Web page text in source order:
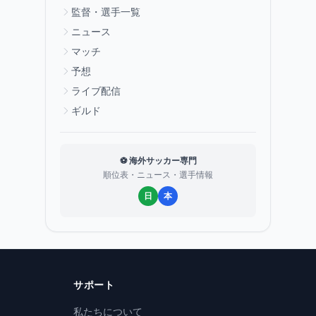
監督・選手一覧
ニュース
マッチ
予想
ライブ配信
ギルド
⚽ 海外サッカー専門
順位表・ニュース・選手情報
日 本
サポート
私たちについて